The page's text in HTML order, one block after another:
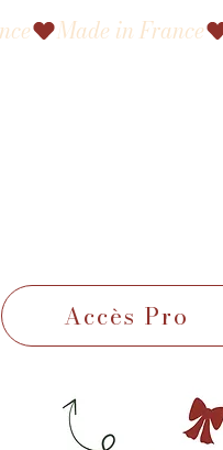
Accès Pro